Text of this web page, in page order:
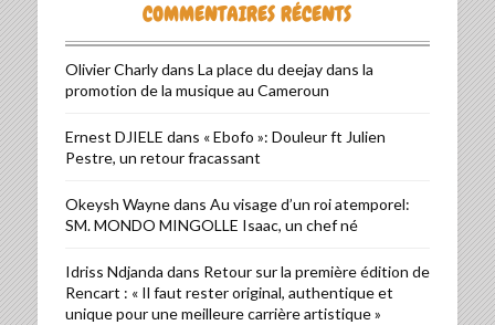
COMMENTAIRES RÉCENTS
Olivier Charlydans La place du deejay dans la
promotion de la musique au Cameroun
Ernest DJIELE dans « Ebofo »: Douleur ft Julien
Pestre, un retour fracassant
Okeysh Waynedans Au visage d’un roi atemporel:
SM. MONDO MINGOLLE Isaac, un chef né
Idriss Ndjanda dans Retour sur la première édition de
Rencart : « Il faut rester original, authentique et
unique pour une meilleure carrière artistique »